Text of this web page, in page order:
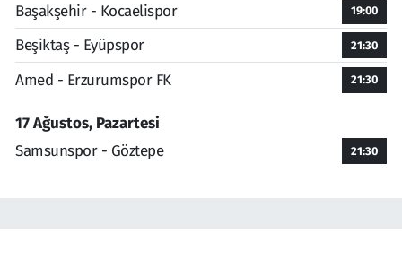
Başakşehir - Kocaelispor
19:00
Beşiktaş - Eyüpspor 21:30
Amed - Erzurumspor FK 21:30
17 Ağustos, Pazartesi
Samsunspor - Göztepe
21:30